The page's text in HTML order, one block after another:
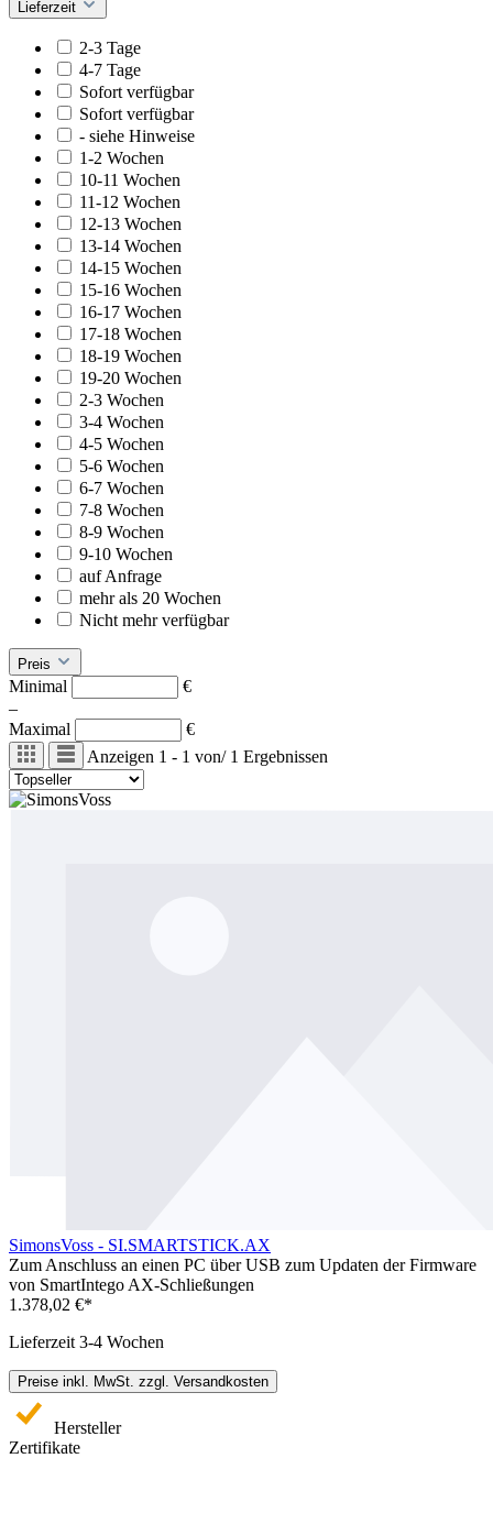
Lieferzeit
2-3 Tage
4-7 Tage
Sofort verfügbar
Sofort verfügbar
- siehe Hinweise
1-2 Wochen
10-11 Wochen
11-12 Wochen
12-13 Wochen
13-14 Wochen
14-15 Wochen
15-16 Wochen
16-17 Wochen
17-18 Wochen
18-19 Wochen
19-20 Wochen
2-3 Wochen
3-4 Wochen
4-5 Wochen
5-6 Wochen
6-7 Wochen
7-8 Wochen
8-9 Wochen
9-10 Wochen
auf Anfrage
mehr als 20 Wochen
Nicht mehr verfügbar
Preis
Minimal
€
–
Maximal
€
Anzeigen 1 - 1 von/1 Ergebnissen
SimonsVoss - SI.SMARTSTICK.AX
Zum Anschluss an einen PC über USB zum Updaten der Firmware
von SmartIntego AX-Schließungen
1.378,02 €*
Lieferzeit 3-4 Wochen
Preise inkl. MwSt. zzgl. Versandkosten
Hersteller
Zertifikate